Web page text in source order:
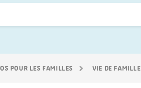
POUR LES FAMILLES VIE DE FAMILLE